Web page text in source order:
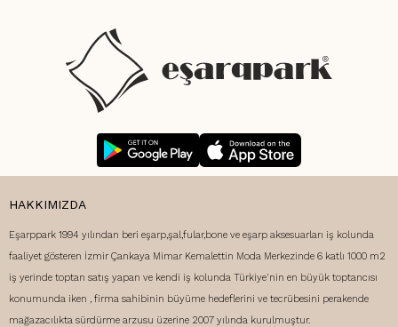
HAKKIMIZDA
Eşarppark 1994 yılından beri eşarp,şal,fular,bone ve eşarp aksesuarları iş kolunda
faaliyet gösteren İzmir Çankaya Mimar Kemalettin Moda Merkezinde 6 katlı 1000 m2
iş yerinde toptan satış yapan ve kendi iş kolunda Türkiye'nin en büyük toptancısı
konumunda iken , firma sahibinin büyüme hedeflerini ve tecrübesini perakende
mağazacılıkta sürdürme arzusu üzerine 2007 yılında kurulmuştur.